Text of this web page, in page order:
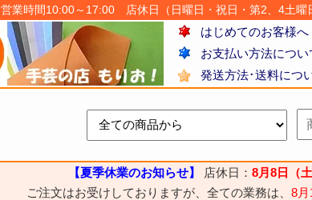
営業時間10:00～17:00 店休日（日曜日・祝日・第2、4土曜
はじめてのお客様へ
お支払い方法につい
発送方法･送料につ
【夏季休業のお知らせ】 店休日： 8月8日（
ご注文はお受けしておりますが、全ての業務は、 8